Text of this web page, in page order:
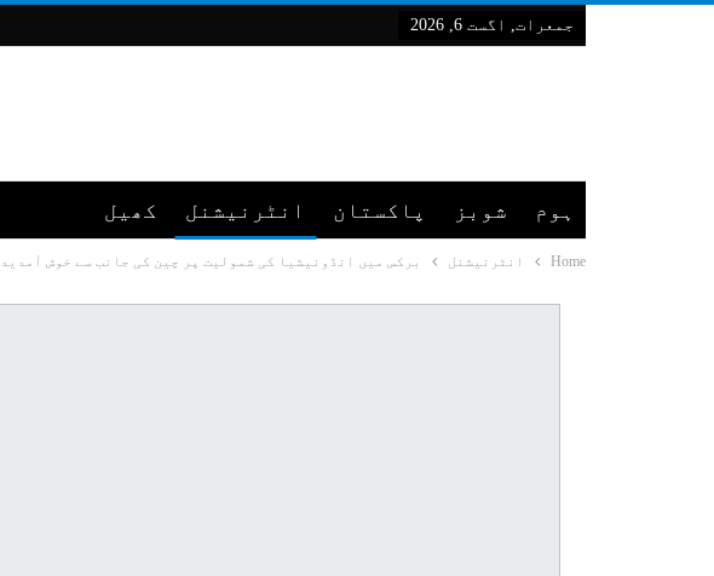
جمعرات, اگست 6, 2026
ہوم شوبز پاکستان انٹرنیشنل کھیل
Home انٹرنیشنل برکس میں انڈونیشیا کی شمولیت پر چین کی جانب سے خوش